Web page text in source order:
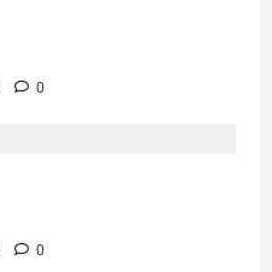
0
0